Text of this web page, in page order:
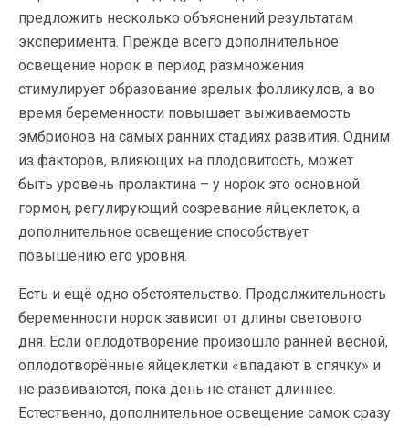
предложить несколько объяснений результатам
эксперимента. Прежде всего дополнительное
освещение норок в период размножения
стимулирует образование зрелых фолликулов, а во
время беременности повышает выживаемость
эмбрионов на самых ранних стадиях развития. Одним
из факторов, влияющих на плодовитость, может
быть уровень пролактина – у норок это основной
гормон, регулирующий созревание яйцеклеток, а
дополнительное освещение способствует
повышению его уровня.
Есть и ещё одно обстоятельство. Продолжительность
беременности норок зависит от длины светового
дня. Если оплодотворение произошло ранней весной,
оплодотворённые яйцеклетки «впадают в спячку» и
не развиваются, пока день не станет длиннее.
Естественно, дополнительное освещение самок сразу